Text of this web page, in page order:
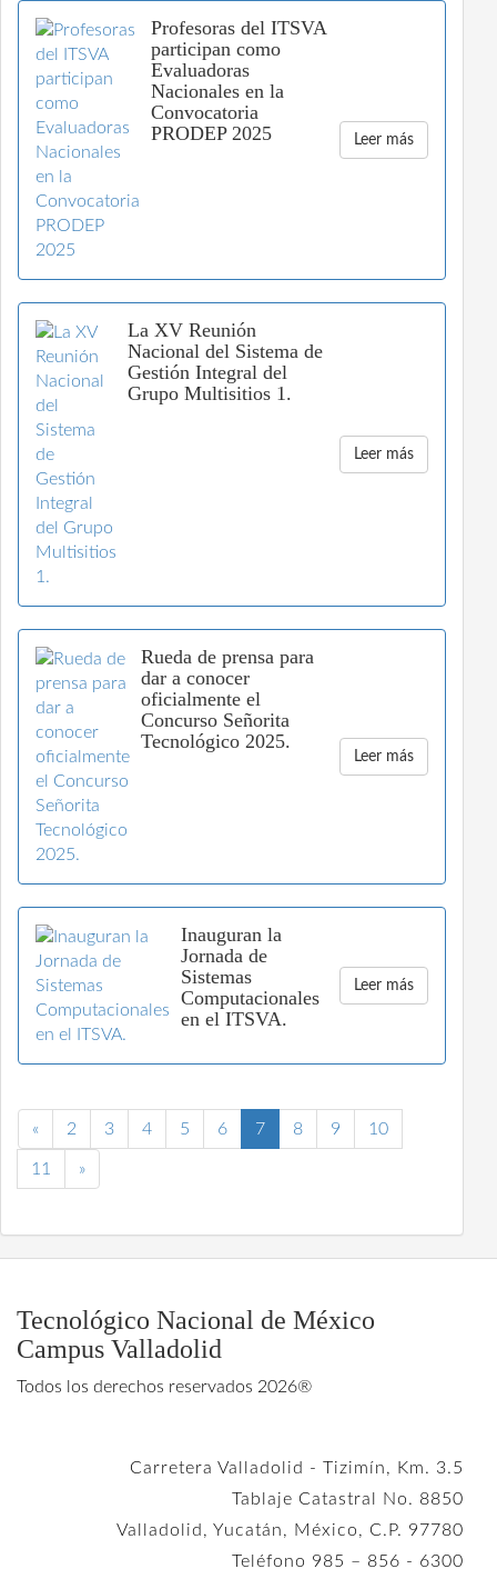
Profesoras del ITSVA
participan como
Evaluadoras
Nacionales en la
Convocatoria
PRODEP 2025
Leer más
La XV Reunión
Nacional del Sistema de
Gestión Integral del
Grupo Multisitios 1.
Leer más
Rueda de prensa para
dar a conocer
oficialmente el
Concurso Señorita
Tecnológico 2025.
Leer más
Inauguran la
Jornada de
Sistemas
Computacionales
en el ITSVA.
Leer más
« 2 3 4 5 6 7 8 9 10
11 »
Tecnológico Nacional de México
Campus Valladolid
Todos los derechos reservados 2026®
Carretera Valladolid - Tizimín, Km. 3.5
Tablaje Catastral No. 8850
Valladolid, Yucatán, México, C.P. 97780
Teléfono 985 – 856 - 6300